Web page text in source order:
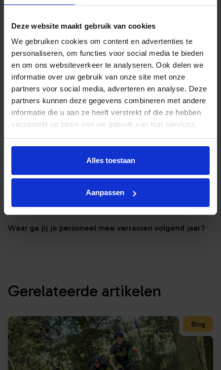
Deze website maakt gebruik van cookies
We gebruiken cookies om content en advertenties te
personaliseren, om functies voor social media te bieden
en om ons websiteverkeer te analyseren. Ook delen we
informatie over uw gebruik van onze site met onze
partners voor social media, adverteren en analyse. Deze
partners kunnen deze gegevens combineren met andere
informatie die u aan ze heeft verstrekt of die ze hebben
verzameld op basis van uw gebruik van hun services.
Alles toestaan
Aanpassen
hierbij aan een bezoek aan een beurs, een zakelijke
(gedeeltelijk) aftrekbaar. De Belastingdienst hanteert
een drempel voor representatiekosten. Het bedrag
dat boven deze drempel uitkomt, mag je aftrekken.
Kom je niet aan deze drempel? Dan is er een
alternatieve methode waarbij je 80% van de kosten
mag aftrekken.
Met de veranderingen in 2025 wordt het nóg
aantrekkelijk om je werknemers in het zonnetje te
zetten. Van fitnessabonnementen tot kerstpakketten
mogelijkheden zijn eindeloos. Wil je alle details weten
van bovenstaande regelingen? Neem dan contact op
met een financieel adviseur of raadpleeg de
Waar ga jij je personeel mee verrassen volgend jaar?
Gerelateerde artikelen
Blog